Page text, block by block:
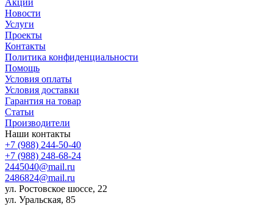
Акции
Новости
Услуги
Проекты
Контакты
Политика конфиденциальности
Помощь
Условия оплаты
Условия доставки
Гарантия на товар
Статьи
Производители
Наши контакты
+7 (988) 244-50-40
+7 (988) 248-68-24
2445040@mail.ru
2486824@mail.ru
ул. Ростовское шоссе, 22
ул. Уральская, 85